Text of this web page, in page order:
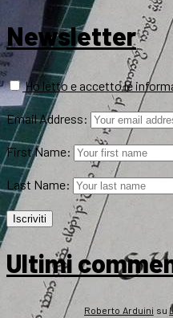
Newsletter
Ho letto e accetto le
Email Address:
First Name:
Last Name:
Ultimi
Roberto Arduini su